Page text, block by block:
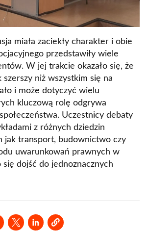
miała zaciekły charakter i obie
przedstawiły wiele
W jej trakcie okazało się, że
niż wszystkim się na
i może dotyczyć wielu
kluczową rolę odgrywa
Uczestnicy debaty
z różnych dziedzin
jak transport, budownictwo czy
uwarunkowań prawnych w
się dojść do jednoznacznych
in a new window
Opens in a new window
Opens in a new window